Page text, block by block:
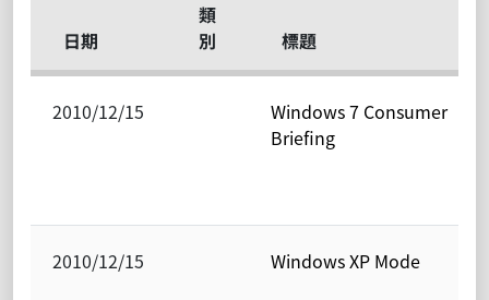
日期
類
別
標題
2010/12/15
Windows 7 Consumer
Briefing
2010/12/15 Windows XP Mode